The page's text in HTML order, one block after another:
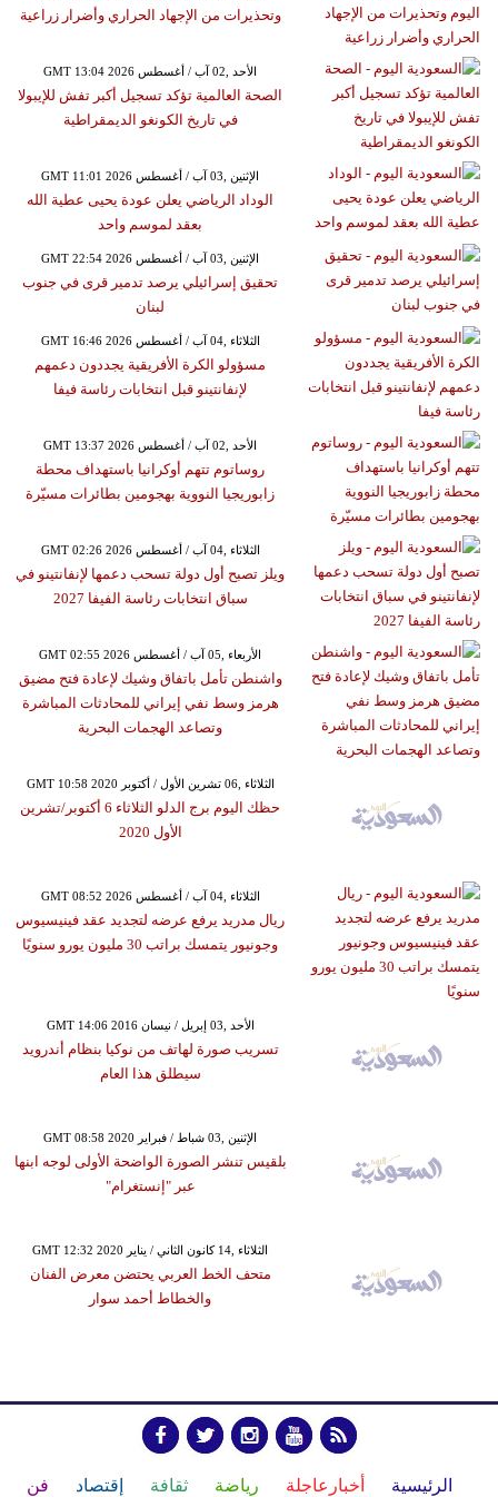
وتحذيرات من الإجهاد الحراري وأضرار زراعية
GMT 13:04 2026 الأحد ,02 آب / أغسطس
الصحة العالمية تؤكد تسجيل أكبر تفش للإيبولا
في تاريخ الكونغو الديمقراطية
GMT 11:01 2026 الإثنين ,03 آب / أغسطس
الوداد الرياضي يعلن عودة يحيى عطية الله
بعقد لموسم واحد
GMT 22:54 2026 الإثنين ,03 آب / أغسطس
تحقيق إسرائيلي يرصد تدمير قرى في جنوب
لبنان
GMT 16:46 2026 الثلاثاء ,04 آب / أغسطس
مسؤولو الكرة الأفريقية يجددون دعمهم
لإنفانتينو قبل انتخابات رئاسة فيفا
GMT 13:37 2026 الأحد ,02 آب / أغسطس
روساتوم تتهم أوكرانيا باستهداف محطة
زابوريجيا النووية بهجومين بطائرات مسيّرة
GMT 02:26 2026 الثلاثاء ,04 آب / أغسطس
ويلز تصبح أول دولة تسحب دعمها لإنفانتينو في
سباق انتخابات رئاسة الفيفا 2027
GMT 02:55 2026 الأربعاء ,05 آب / أغسطس
واشنطن تأمل باتفاق وشيك لإعادة فتح مضيق
هرمز وسط نفي إيراني للمحادثات المباشرة
وتصاعد الهجمات البحرية
GMT 10:58 2020 الثلاثاء ,06 تشرين الأول / أكتوبر
حظك اليوم برج الدلو الثلاثاء 6 أكتوبر/تشرين
الأول 2020
GMT 08:52 2026 الثلاثاء ,04 آب / أغسطس
ريال مدريد يرفع عرضه لتجديد عقد فينيسيوس
وجونيور يتمسك براتب 30 مليون يورو سنويًا
GMT 14:06 2016 الأحد ,03 إبريل / نيسان
تسريب صورة لهاتف من نوكيا بنظام أندرويد
سيطلق هذا العام
GMT 08:58 2020 الإثنين ,03 شباط / فبراير
بلقيس تنشر الصورة الواضحة الأولى لوجه ابنها
عبر "إنستغرام"
GMT 12:32 2020 الثلاثاء ,14 كانون الثاني / يناير
متحف الخط العربي يحتضن معرض الفنان
والخطاط أحمد سوار
الرئيسية أخبارعاجلة رياضة ثقافة إقتصاد فن